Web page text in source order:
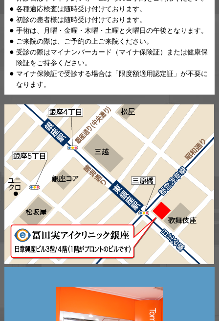
各種適応検査は随時受け付けております。
初診の患者様は随時受け付けております。
手術は、月曜・金曜・木曜・土曜と火曜日の午後となります。
ご来院の際は、ご予約の上ご来院ください。
受診の際はマイナンバーカード（マイナ保険証）または健康保
険証をご持参ください。
マイナ保険証で受診する場合は「限度額適用認定証」が不要に
なります。